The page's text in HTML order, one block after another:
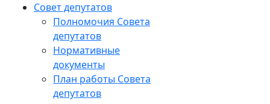
Совет депутатов
Полномочия Совета
депутатов
Нормативные
документы
План работы Совета
депутатов